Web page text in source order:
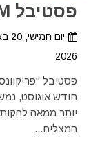
פסטיבל 4FM פריקוונסי 2026
2026
חודש אוגוסט,
יותר ממאה
המצליח...